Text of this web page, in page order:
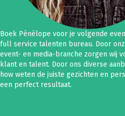
Boek Pénélope voor je volgende
full service talenten bureau. Door
event- en media-branche zorgen wij
klant en talent. Door ons diverse
how weten de juiste gezichten en
een perfect resultaat.